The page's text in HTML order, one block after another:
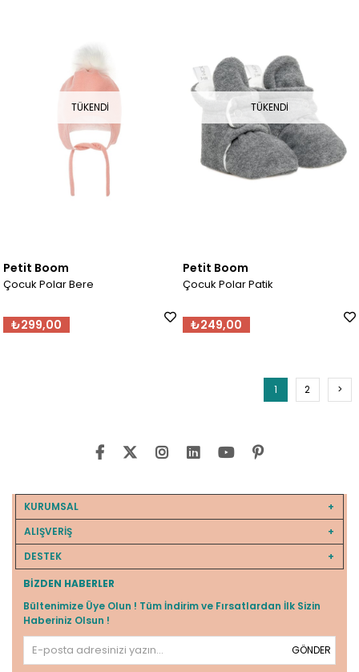
TÜKENDI
Petit Boom
Çocuk Polar Bere
₺299,00
TÜKENDI
Petit Boom
Çocuk Polar Patik
₺249,00
1 2 >
KURUMSAL
ALIŞVERİŞ
DESTEK
BIZDEN HABERLER
Bültenimize Üye Olun ! Tüm İndirim ve Fırsatlardan İlk Sizin
Haberiniz Olsun !
GÖNDER